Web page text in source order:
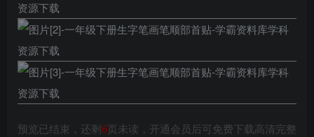
预览已结束，还剩6页未读，开通会员后可免费下载高清完整